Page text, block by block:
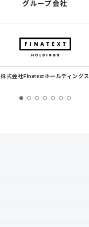
グループ会社
株式会社Finatextホールディングス